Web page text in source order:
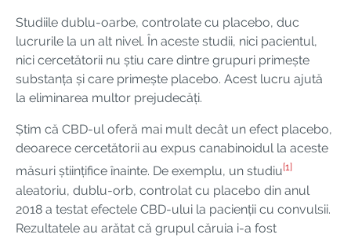
Studiile dublu-oarbe, controlate cu placebo, duc
lucrurile la un alt nivel. În aceste studii, nici pacientul,
nici cercetătorii nu știu care dintre grupuri primește
substanța și care primește placebo. Acest lucru ajută
la eliminarea multor prejudecăți.
Știm că CBD-ul oferă mai mult decât un efect placebo,
deoarece cercetătorii au expus canabinoidul la aceste
măsuri științifice înainte. De exemplu, un studiu[1]
aleatoriu, dublu-orb, controlat cu placebo din anul
2018 a testat efectele CBD-ului la pacienții cu convulsii.
Rezultatele au arătat că grupul căruia i-a fost